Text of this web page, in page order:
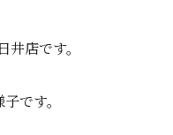
店です。
です。